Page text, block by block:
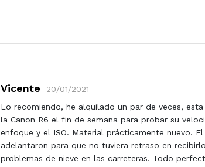
Vicente
20/01/2021
Lo recomiendo, he alquilado un par de veces,
la Canon R6 el fin de semana para probar su
enfoque y el ISO. Material prácticamente nuevo.
adelantaron para que no tuviera retraso en
problemas de nieve en las carreteras. Todo